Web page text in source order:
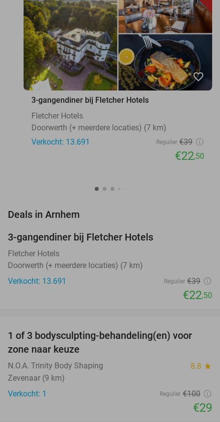
favorite_border
3-gangendiner bij Fletcher Hotels
Fletcher Hotels
Doorwerth (+ meerdere locaties) (7 km)
Verkocht: 13.691
Regulier €39
€22,50
Deals in Arnhem
3-gangendiner bij Fletcher Hotels
Fletcher Hotels
Doorwerth (+ meerdere locaties) (7 km)
Verkocht: 13.691
Regulier €39
€22,50
71%
TODAY
1 of 3 bodysculpting-behandeling(en) voor
zone naar keuze
N.O.A. Trinity Body Shaping 8.8 star
Zevenaar (9 km)
Verkocht: 1
Regulier €100
€29